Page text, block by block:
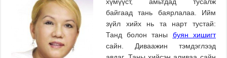
байгаад тань баярлалаа. Ийм
зүйл хийх нь та нарт тустай:
Танд болон таны буян хишигт
сайн. Диваажин тэмдэглээд